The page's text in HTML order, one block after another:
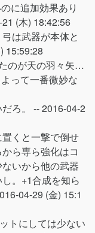
に追加効果あり
(木) 18:42:56
は武器が本体と
15:59:28
のが天の羽々矢…
って一番微妙な
ろ。 --2016-04-2
くと一撃で倒せ
ら専ら強化はコ
いから他の武器
。+1合成を知ら
04-29 (金) 15:1
トにしては少ない